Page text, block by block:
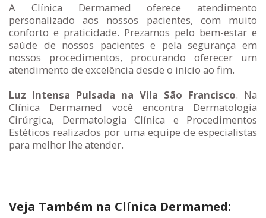
A Clínica Dermamed oferece atendimento
personalizado aos nossos pacientes, com muito
conforto e praticidade. Prezamos pelo bem-estar e
saúde de nossos pacientes e pela segurança em
nossos procedimentos, procurando oferecer um
atendimento de excelência desde o início ao fim.
Luz Intensa Pulsada na Vila São Francisco. Na
Clínica Dermamed você encontra Dermatologia
Cirúrgica, Dermatologia Clínica e Procedimentos
Estéticos realizados por uma equipe de especialistas
para melhor lhe atender.
Veja Também na Clínica Dermamed: